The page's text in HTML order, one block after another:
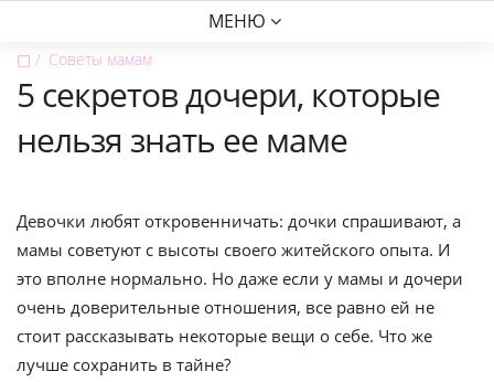
МЕНЮ
▢ Советы мамам
5 секретов дочери, которые
нельзя знать ее маме
Девочки любят откровенничать: дочки спрашивают, а
мамы советуют с высоты своего житейского опыта. И
это вполне нормально. Но даже если у мамы и дочери
очень доверительные отношения, все равно ей не
стоит рассказывать некоторые вещи о себе. Что же
лучше сохранить в тайне?